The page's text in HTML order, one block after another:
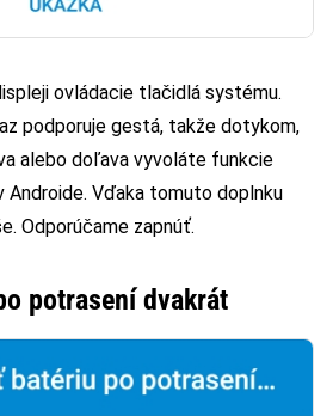
ovládacie tlačidlá systému.
podporuje gestá, takže dotykom,
alebo doľava vyvoláte funkcie
Vďaka tomuto doplnku
Odporúčame zapnúť.
potrasení dvakrát